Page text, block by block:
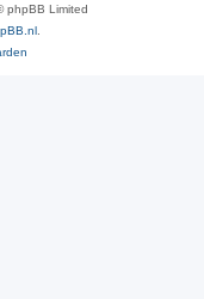
phpBB Limited